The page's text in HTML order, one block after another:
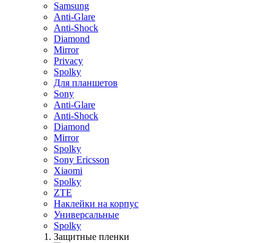
Samsung
Anti-Glare
Anti-Shock
Diamond
Mirror
Privacy
Spolky
Для планшетов
Sony
Anti-Glare
Anti-Shock
Diamond
Mirror
Spolky
Sony Ericsson
Xiaomi
Spolky
ZTE
Наклейки на корпус
Универсальные
Spolky
Защитные пленки